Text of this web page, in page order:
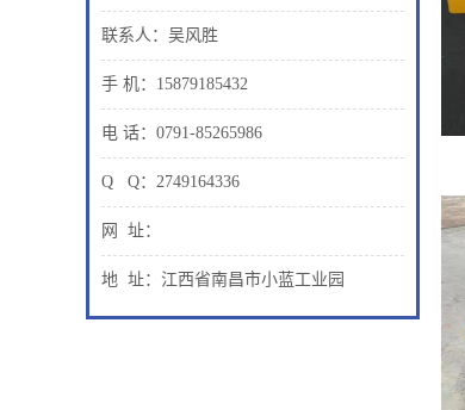
联系人：吴风胜
手 机：15879185432
电 话：0791-85265986
Q Q：2749164336
网 址：
地 址：江西省南昌市小蓝工业园